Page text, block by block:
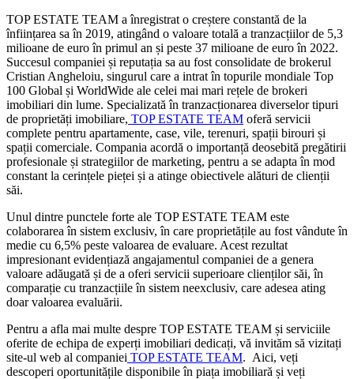
TOP ESTATE TEAM a înregistrat o creștere constantă de la
înființarea sa în 2019, atingând o valoare totală a tranzacțiilor de 5,3
milioane de euro în primul an și peste 37 milioane de euro în 2022.
Succesul companiei și reputația sa au fost consolidate de brokerul
Cristian Angheloiu, singurul care a intrat în topurile mondiale Top
100 Global și WorldWide ale celei mai mari rețele de brokeri
imobiliari din lume. Specializată în tranzacționarea diverselor tipuri
de proprietăți imobiliare, TOP ESTATE TEAM oferă servicii
complete pentru apartamente, case, vile, terenuri, spații birouri și
spații comerciale. Compania acordă o importanță deosebită pregătirii
profesionale și strategiilor de marketing, pentru a se adapta în mod
constant la cerințele pieței și a atinge obiectivele alături de clienții
săi.
Unul dintre punctele forte ale TOP ESTATE TEAM este
colaborarea în sistem exclusiv,în care proprietățile au fost vândute în
medie cu 6,5% peste valoarea de evaluare. Acest rezultat
impresionant evidențiază angajamentul companiei de a genera
valoare adăugată și de a oferi servicii superioare clienților săi,în
comparație cu tranzacțiile în sistem neexclusiv, care adesea ating
doar valoarea evaluării.
Pentru a afla mai multe despre TOP ESTATE TEAM și serviciile
oferite de echipa de experți imobiliari dedicați, vă invităm să vizitați
site-ul web al companiei TOP ESTATE TEAM. Aici, veți
descoperi oportunitățile disponibile în piața imobiliară și veți